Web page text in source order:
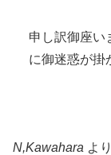
申し訳御座い
に御迷惑が掛
N,Kawahara よ